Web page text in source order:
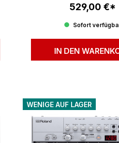
Regulärer
529,00 €*
Sofort
IN DEN
WENIGE AUF LAGER